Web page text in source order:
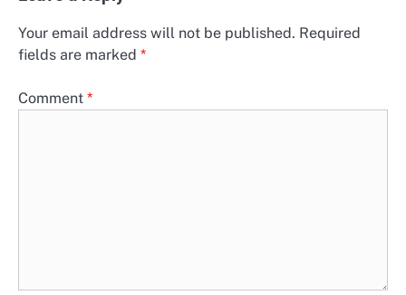
Your email address will not be published. Required
fields are marked *
Comment *